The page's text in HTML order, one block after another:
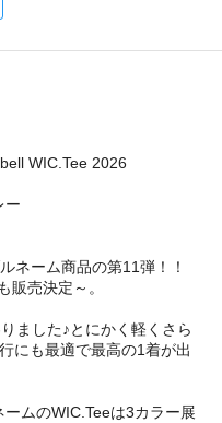
WIC.Tee 2026
ネーム商品の第11弾！！
販売決定～。
ました♪とにかく軽くさら
にも最適で最高の1着が出
ムのWIC.Teeは3カラー展